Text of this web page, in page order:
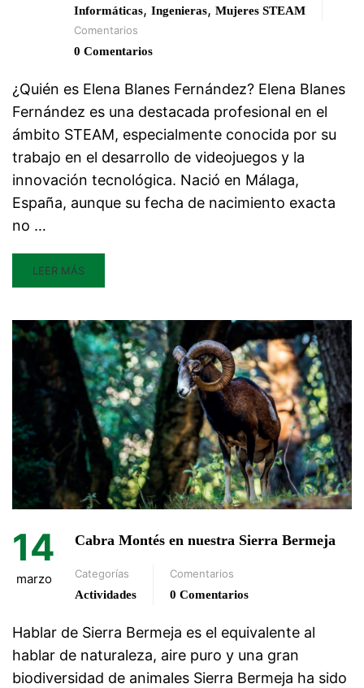
Informáticas, Ingenieras, Mujeres STEAM
Comentarios
0 Comentarios
¿Quién es Elena Blanes Fernández? Elena Blanes
Fernández es una destacada profesional en el
ámbito STEAM, especialmente conocida por su
trabajo en el desarrollo de videojuegos y la
innovación tecnológica. Nació en Málaga,
España, aunque su fecha de nacimiento exacta
no …
LEER MÁS
14
marzo
Cabra Montés en nuestra Sierra Bermeja
Categorías
Actividades
Comentarios
0 Comentarios
Hablar de Sierra Bermeja es el equivalente al
hablar de naturaleza, aire puro y una gran
biodiversidad de animales Sierra Bermeja ha sido